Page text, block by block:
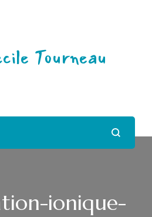
Tourneau
ionique-